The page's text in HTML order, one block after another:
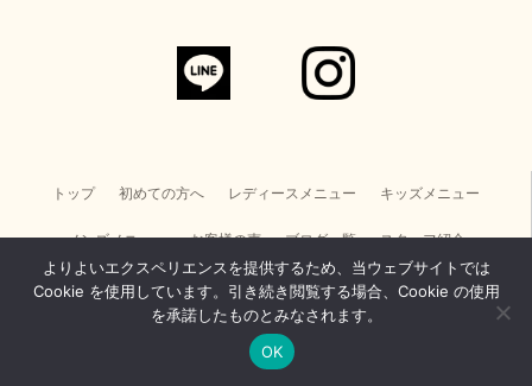
トップ 初めての方へ レディースメニュー キッズメニュー
メンズメニュー お客様の声 ブログ一覧 スタッフ紹介
店舗情報・お問い合わせ 美容電気脱毛スクール
求人情報
Copyright © CHARM. All Rights Reserved
よりよいエクスペリエンスを提供するため、当ウェブサイトでは
Cookie を使用しています。引き続き閲覧する場合、Cookie の使用
を承諾したものとみなされます。
OK